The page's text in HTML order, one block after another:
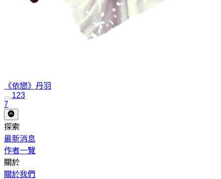
《依戀》 丹羽
123
7
探索
最新消息
作者一覽
關於
關於我們